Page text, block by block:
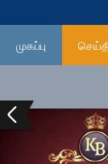
முகப்பு